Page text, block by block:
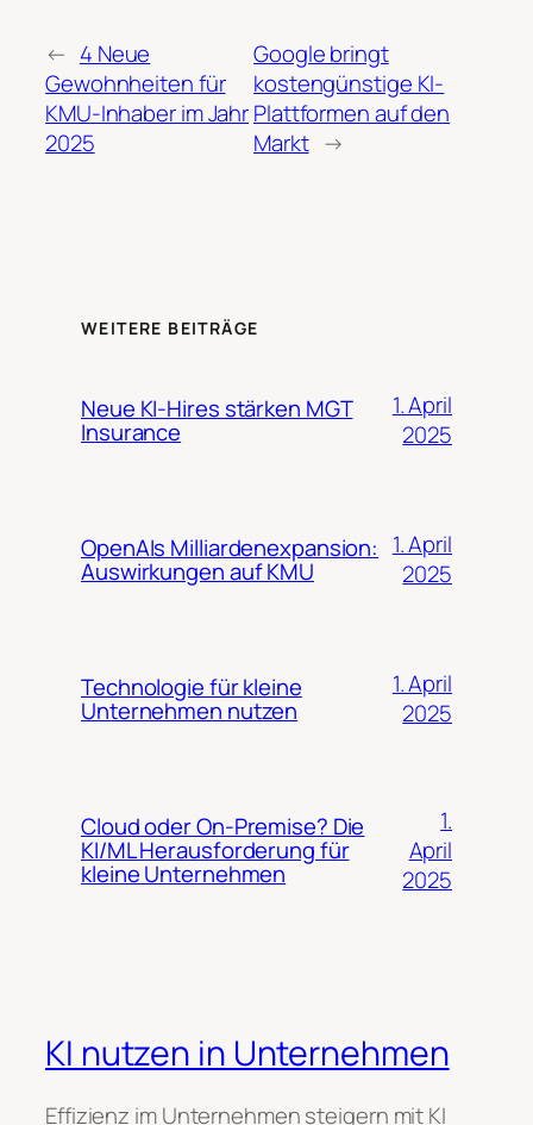
← 4 Neue
Gewohnheiten für
KMU-Inhaber im Jahr
2025
Google bringt
kostengünstige KI-
Plattformen auf den
Markt →
WEITERE BEITRÄGE
Neue KI-Hires stärken MGT
Insurance
1. April
2025
OpenAIs Milliardenexpansion:
Auswirkungen auf KMU
1. April
2025
Technologie für kleine
Unternehmen nutzen
1. April
2025
Cloud oder On-Premise? Die
KI/ML Herausforderung für
kleine Unternehmen
1.
April
2025
KI nutzen in Unternehmen
Effizienz im Unternehmen steigern mit KI